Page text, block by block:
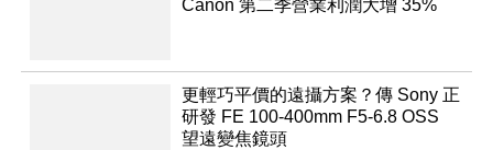
Canon 第二季營業利潤大增 35%
更輕巧平價的遠攝方案？傳 Sony 正
研發 FE 100-400mm F5-6.8 OSS
望遠變焦鏡頭